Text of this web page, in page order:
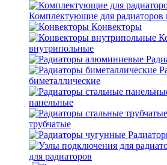
Комплектующие для радиаторов
Конвекторы
внутрипольные
биметаллические
панельные
трубчатые
для радиаторов